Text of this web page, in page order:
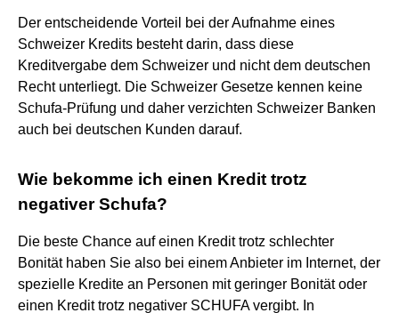
Der entscheidende Vorteil bei der Aufnahme eines
Schweizer Kredits besteht darin, dass diese
Kreditvergabe dem Schweizer und nicht dem deutschen
Recht unterliegt. Die Schweizer Gesetze kennen keine
Schufa-Prüfung und daher verzichten Schweizer Banken
auch bei deutschen Kunden darauf.
Wie bekomme ich einen Kredit trotz
negativer Schufa?
Die beste Chance auf einen Kredit trotz schlechter
Bonität haben Sie also bei einem Anbieter im Internet, der
spezielle Kredite an Personen mit geringer Bonität oder
einen Kredit trotz negativer SCHUFA vergibt. In